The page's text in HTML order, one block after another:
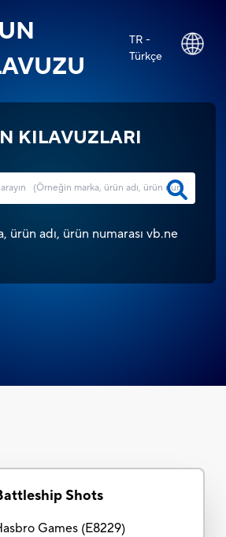
TR -
Türkçe
KILAVUZLARI
ürün adı, ürün numarası vb.ne
Shots
Games(E8229)